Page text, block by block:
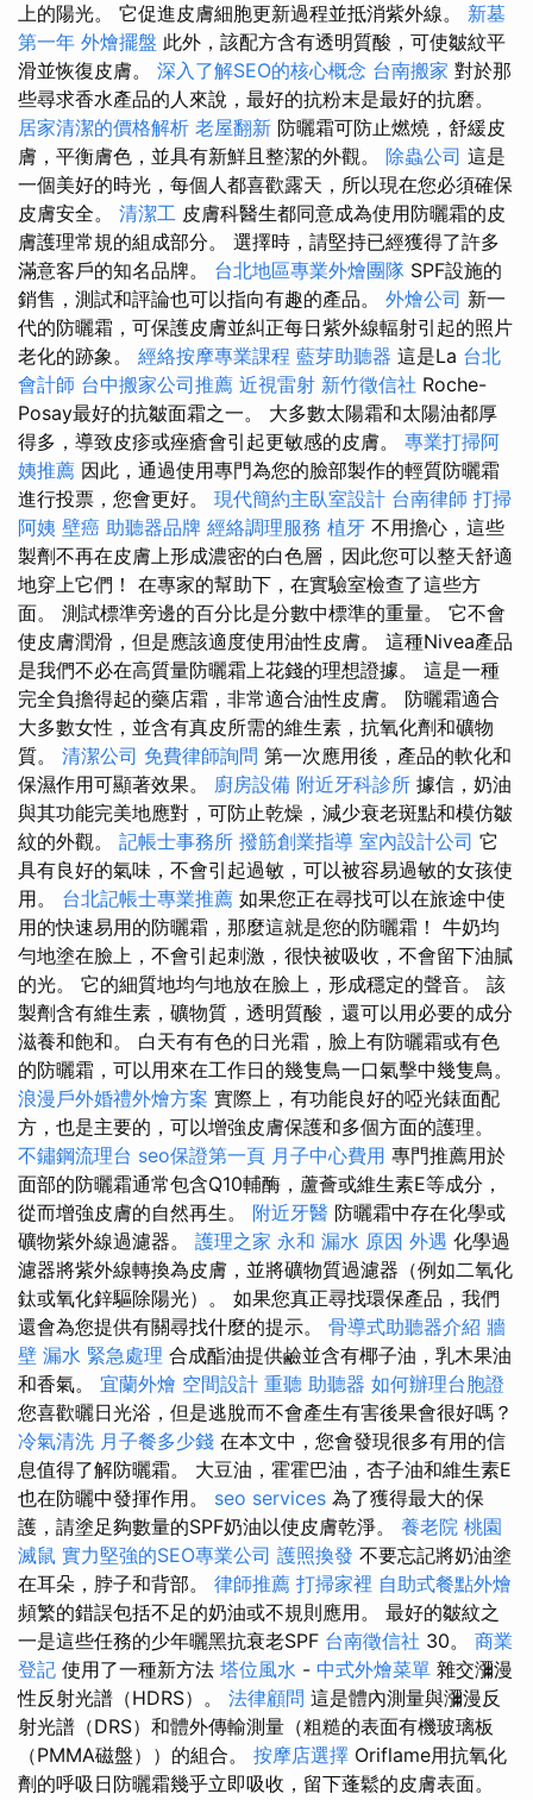
上的陽光。 它促進皮膚細胞更新過程並抵消紫外線。 新墓
第一年 外燴擺盤 此外，該配方含有透明質酸，可使皺紋平
滑並恢復皮膚。 深入了解SEO的核心概念 台南搬家 對於那
些尋求香水產品的人來說，最好的抗粉末是最好的抗磨。
居家清潔的價格解析 老屋翻新 防曬霜可防止燃燒，舒緩皮
膚，平衡膚色，並具有新鮮且整潔的外觀。 除蟲公司 這是
一個美好的時光，每個人都喜歡露天，所以現在您必須確保
皮膚安全。 清潔工 皮膚科醫生都同意成為使用防曬霜的皮
膚護理常規的組成部分。 選擇時，請堅持已經獲得了許多
滿意客戶的知名品牌。 台北地區專業外燴團隊 SPF設施的
銷售，測試和評論也可以指向有趣的產品。 外燴公司 新一
代的防曬霜，可保護皮膚並糾正每日紫外線輻射引起的照片
老化的跡象。 經絡按摩專業課程 藍芽助聽器 這是La 台北
會計師 台中搬家公司推薦 近視雷射 新竹徵信社 Roche-
Posay最好的抗皺面霜之一。 大多數太陽霜和太陽油都厚
得多，導致皮疹或痤瘡會引起更敏感的皮膚。 專業打掃阿
姨推薦 因此，通過使用專門為您的臉部製作的輕質防曬霜
進行投票，您會更好。 現代簡約主臥室設計 台南律師 打掃
阿姨 壁癌 助聽器品牌 經絡調理服務 植牙 不用擔心，這些
製劑不再在皮膚上形成濃密的白色層，因此您可以整天舒適
地穿上它們！ 在專家的幫助下，在實驗室檢查了這些方
面。 測試標準旁邊的百分比是分數中標準的重量。 它不會
使皮膚潤滑，但是應該適度使用油性皮膚。 這種Nivea產品
是我們不必在高質量防曬霜上花錢的理想證據。 這是一種
完全負擔得起的藥店霜，非常適合油性皮膚。 防曬霜適合
大多數女性，並含有真皮所需的維生素，抗氧化劑和礦物
質。 清潔公司 免費律師詢問 第一次應用後，產品的軟化和
保濕作用可顯著效果。 廚房設備 附近牙科診所 據信，奶油
與其功能完美地應對，可防止乾燥，減少衰老斑點和模仿皺
紋的外觀。 記帳士事務所 撥筋創業指導 室內設計公司 它
具有良好的氣味，不會引起過敏，可以被容易過敏的女孩使
用。 台北記帳士專業推薦 如果您正在尋找可以在旅途中使
用的快速易用的防曬霜，那麼這就是您的防曬霜！ 牛奶均
勻地塗在臉上，不會引起刺激，很快被吸收，不會留下油膩
的光。 它的細質地均勻地放在臉上，形成穩定的聲音。 該
製劑含有維生素，礦物質，透明質酸，還可以用必要的成分
滋養和飽和。 白天有有色的日光霜，臉上有防曬霜或有色
的防曬霜，可以用來在工作日的幾隻鳥一口氣擊中幾隻鳥。
浪漫戶外婚禮外燴方案 實際上，有功能良好的啞光錶面配
方，也是主要的，可以增強皮膚保護和多個方面的護理。
不鏽鋼流理台 seo保證第一頁 月子中心費用 專門推薦用於
面部的防曬霜通常包含Q10輔酶，蘆薈或維生素E等成分，
從而增強皮膚的自然再生。 附近牙醫 防曬霜中存在化學或
礦物紫外線過濾器。 護理之家 永和 漏水 原因 外遇 化學過
濾器將紫外線轉換為皮膚，並將礦物質過濾器（例如二氧化
鈦或氧化鋅驅除陽光）。 如果您真正尋找環保產品，我們
還會為您提供有關尋找什麼的提示。 骨導式助聽器介紹 牆
壁 漏水 緊急處理 合成酯油提供鹼並含有椰子油，乳木果油
和香氣。 宜蘭外燴 空間設計 重聽 助聽器 如何辦理台胞證
您喜歡曬日光浴，但是逃脫而不會產生有害後果會很好嗎？
冷氣清洗 月子餐多少錢 在本文中，您會發現很多有用的信
息值得了解防曬霜。 大豆油，霍霍巴油，杏子油和維生素E
也在防曬中發揮作用。 seo services 為了獲得最大的保
護，請塗足夠數量的SPF奶油以使皮膚乾淨。 養老院 桃園
滅鼠 實力堅強的SEO專業公司 護照換發 不要忘記將奶油塗
在耳朵，脖子和背部。 律師推薦 打掃家裡 自助式餐點外燴
頻繁的錯誤包括不足的奶油或不規則應用。 最好的皺紋之
一是這些任務的少年曬黑抗衰老SPF 台南徵信社 30。 商業
登記 使用了一種新方法 塔位風水 - 中式外燴菜單 雜交瀰漫
性反射光譜（HDRS）。 法律顧問 這是體內測量與瀰漫反
射光譜（DRS）和體外傳輸測量（粗糙的表面有機玻璃板
（PMMA磁盤））的組合。 按摩店選擇 Oriflame用抗氧化
劑的呼吸日防曬霜幾乎立即吸收，留下蓬鬆的皮膚表面。